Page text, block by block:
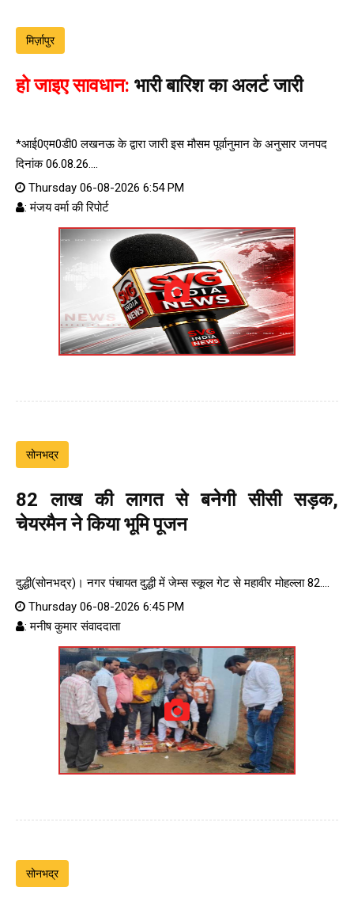
मिर्ज़ापुर
हो जाइए सावधान: भारी बारिश का अलर्ट जारी
*आई0एम0डी0 लखनऊ के द्वारा जारी इस मौसम पूर्वानुमान के अनुसार जनपद
दिनांक 06.08.26....
Thursday 06-08-2026 6:54 PM
: मंजय वर्मा की रिपोर्ट
सोनभद्र
82 लाख की लागत से बनेगी सीसी सड़क,
चेयरमैन ने किया भूमि पूजन
दुद्धी(सोनभद्र)। नगर पंचायत दुद्धी में जेम्स स्कूल गेट से महावीर मोहल्ला 82....
Thursday 06-08-2026 6:45 PM
: मनीष कुमार संवाददाता
सोनभद्र